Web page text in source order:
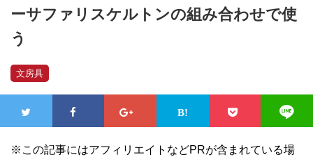
ーサファリスケルトンの組み合わせで使
う
文房具
※この記事にはアフィリエイトなどPRが含まれている場